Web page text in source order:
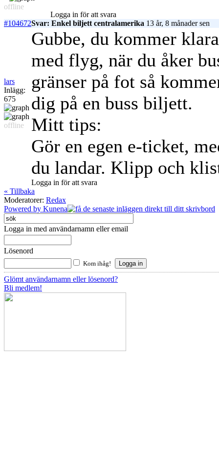
offline
Logga in för att svara
#104672Svar: Enkel biljett centralamerika 13 år, 8 månader sen
lars
Inlägg:
675
offline
Gubbe, du kommer
med flyg, när du åker
gränser på fot så
dig på en buss biljett.
Mitt tips:
Gör en egen e-ticket,
du landar. Klipp och
Logga in för att svara
« Tillbaka
Moderatorer: Redax
Powered by Kunena
Logga in med användarnamn eller email
Lösenord
Kom ihåg!
Glömt användarnamn eller lösenord?
Bli medlem!